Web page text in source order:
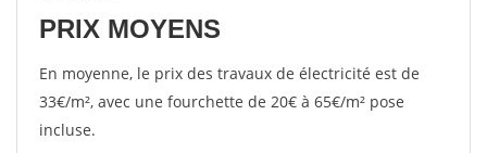
PRIX MOYENS
En moyenne, le prix des travaux de électricité est de
33€/m², avec une fourchette de 20€ à 65€/m² pose
incluse.